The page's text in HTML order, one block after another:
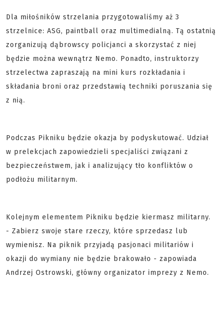
Dla miłośników strzelania przygotowaliśmy aż 3
strzelnice: ASG, paintball oraz multimedialną. Tą ostatnią
zorganizują dąbrowscy policjanci a skorzystać z niej
będzie można wewnątrz Nemo. Ponadto, instruktorzy
strzelectwa zapraszają na mini kurs rozkładania i
składania broni oraz przedstawią techniki poruszania się
z nią.
Podczas Pikniku będzie okazja by podyskutować. Udział
w prelekcjach zapowiedzieli specjaliści związani z
bezpieczeństwem, jak i analizujący tło konfliktów o
podłożu militarnym.
Kolejnym elementem Pikniku będzie kiermasz militarny.
- Zabierz swoje stare rzeczy, które sprzedasz lub
wymienisz. Na piknik przyjadą pasjonaci militariów i
okazji do wymiany nie będzie brakowało - zapowiada
Andrzej Ostrowski, główny organizator imprezy z Nemo.